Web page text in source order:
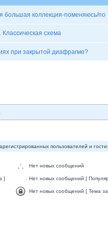
большая коллекция-поменяюсь/по
Классическая схема
при закрытой диафрагме?
пользователей и
Нет новых сообщений
] Нет новых сообщений [
Нет новых сообщений [ Тема